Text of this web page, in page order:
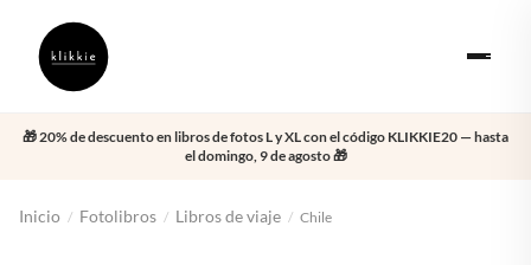
🎁 20% de descuento en libros de fotos L y XL con el código KLIKKIE20 — hasta
el domingo, 9 de agosto 🎁
Inicio / Fotolibros / Libros de viaje / Chile